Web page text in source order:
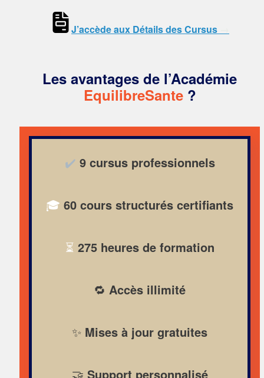
J’accède aux Détails des Cursus
Les avantages de l’Académie
EquilibreSante?
✔️ 9 cursus professionnels
🎓 60 cours structurés certifiants
⏳ 275 heures de formation
🔁 Accès illimité
✨ Mises à jour gratuites
🤝 Support personnalisé